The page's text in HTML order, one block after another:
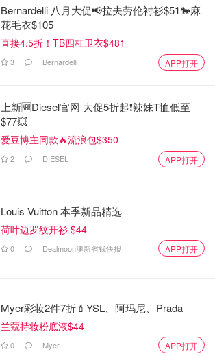
Bernardelli 八月大促📢拉夫劳伦衬衫$51🐎麻
花毛衣$105
直接4.5折！TB四杠卫衣$481
3 Bernardelli APP打开
上新🆕Diesel官网 大促5折起❗️辣妹T恤低至
$77💥
爱豆博主同款🔥流浪包$350
2 DIESEL APP打开
Louis Vuitton 本季新品精选
荷叶边罗纹开衫 $44
0 Dealmoon澳新省钱快报 APP打开
Myer彩妆2件7折💄YSL、阿玛尼、Prada
兰蔻持妆粉底液$44
0 Myer APP打开